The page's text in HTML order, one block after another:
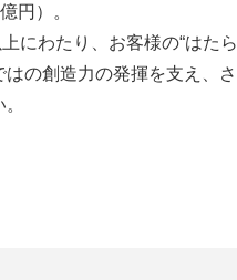
円）。
にわたり、お客様の“はた
の創造力の発揮を支え、